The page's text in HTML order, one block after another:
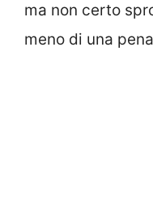
ma non certo
meno di una